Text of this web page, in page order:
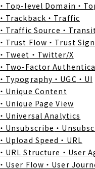
・Top-level Domain ・
・Trackback ・Traffic
・Traffic Source ・
・Trust Flow ・Trust
・Tweet ・Twitter/X
・Two-Factor
・Typography ・UGC ・UI
・Unique Content
・Unique Page View
・Universal Analytics
・Unsubscribe ・
・Upload Speed ・URL
・URL Structure ・User
・User Flow ・User